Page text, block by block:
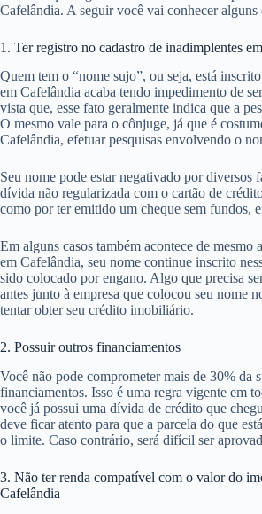
Cafelândia. A seguir você vai conhecer alguns
1. Ter registro no cadastro de inadimplentes
Quem tem o “nome sujo”, ou seja, está
em Cafelândia acaba tendo impedimento de
vista que, esse fato geralmente indica que a
O mesmo vale para o cônjuge, já que é
Cafelândia, efetuar pesquisas envolvendo o
Seu nome pode estar negativado por diversos
dívida não regularizada com o cartão de
como por ter emitido um cheque sem fundos,
Em alguns casos também acontece de mesmo
em Cafelândia, seu nome continue inscrito
sido colocado por engano. Algo que precisa
antes junto à empresa que colocou seu nome
tentar obter seu crédito imobiliário.
2. Possuir outros financiamentos
Você não pode comprometer mais de 30% da
financiamentos. Isso é uma regra vigente em
você já possui uma dívida de crédito que
deve ficar atento para que a parcela do que
o limite. Caso contrário, será difícil ser
3. Não ter renda compatível com o valor do
Cafelândia